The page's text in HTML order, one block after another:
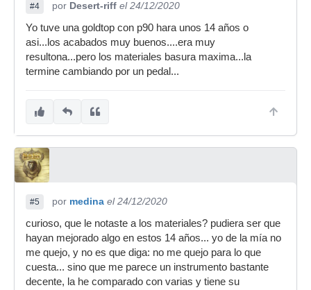
#4 por Desert-riff el 24/12/2020
Yo tuve una goldtop con p90 hara unos 14 años o
asi...los acabados muy buenos....era muy
resultona...pero los materiales basura maxima...la
termine cambiando por un pedal...
#5 por medina el 24/12/2020
curioso, que le notaste a los materiales? pudiera ser que
hayan mejorado algo en estos 14 años... yo de la mía no
me quejo, y no es que diga: no me quejo para lo que
cuesta... sino que me parece un instrumento bastante
decente, la he comparado con varias y tiene su